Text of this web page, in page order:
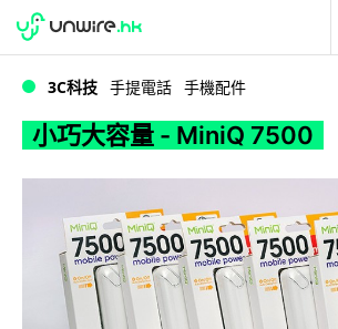
小巧大容量 - MiniQ 7500
WWDC 2026
3C科技 手提電話 手機配件
小巧大容量 - MiniQ 7500